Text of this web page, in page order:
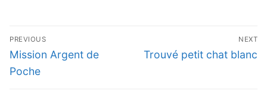
Navigation
de
l’article
PREVIOUS
Previous
post:
Mission Argent de
Poche
NEXT
Next
Trouvé petit chat blanc